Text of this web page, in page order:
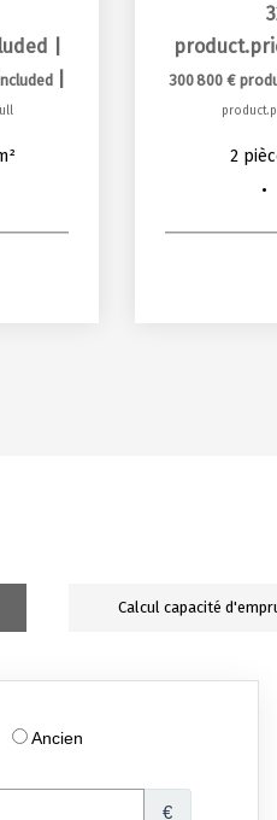
300 800 €
2
Calcul capacité